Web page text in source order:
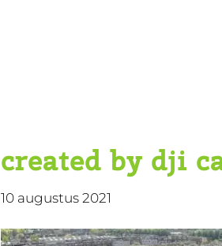
created by dji
10 augustus 2021